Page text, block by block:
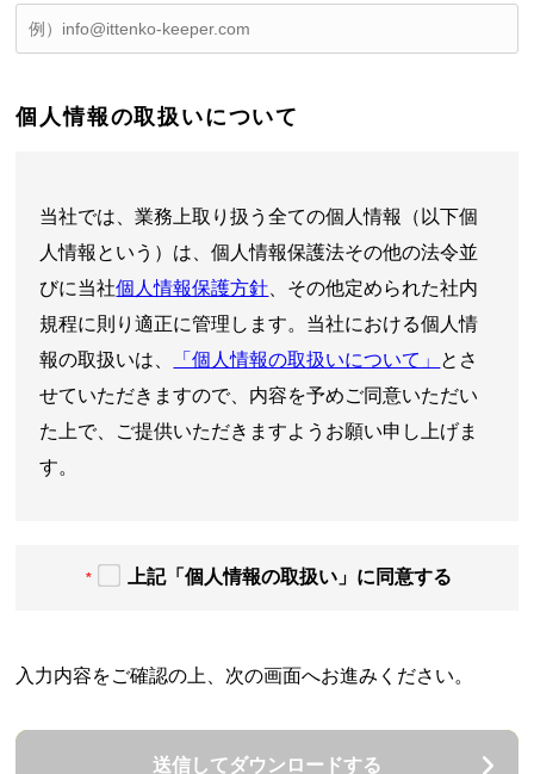
個人情報の取扱いについて
当社では、業務上取り扱う全ての個人情報（以下個
人情報という）は、個人情報保護法その他の法令並
びに当社個人情報保護方針 、その他定められた社内
規程に則り適正に管理します。当社における個人情
報の取扱いは、
「個人情報の取扱いについて」 とさ
せていただきますので、内容を予めご同意いただい
た上で、ご提供いただきますようお願い申し上げま
す。
* 上記「個人情報の取扱い」に同意する
入力内容をご確認の上、次の画面へお進みください。